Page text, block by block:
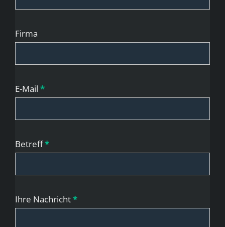
Firma
E-Mail *
Betreff*
Ihre Nachricht*